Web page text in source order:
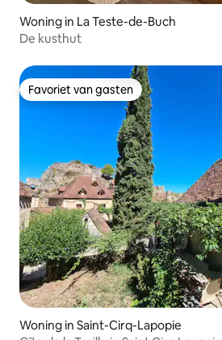
Woning in La Teste-de-Buch
De kusthut
Favoriet van gasten
Favoriet van gasten
Woning in Saint-Cirq-Lapopie